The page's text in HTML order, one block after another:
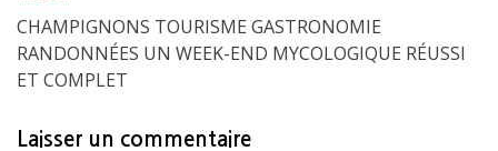
CHAMPIGNONS TOURISME GASTRONOMIE
RANDONNÉES UN WEEK-END MYCOLOGIQUE RÉUSSI
ET COMPLET
Laisser un commentaire